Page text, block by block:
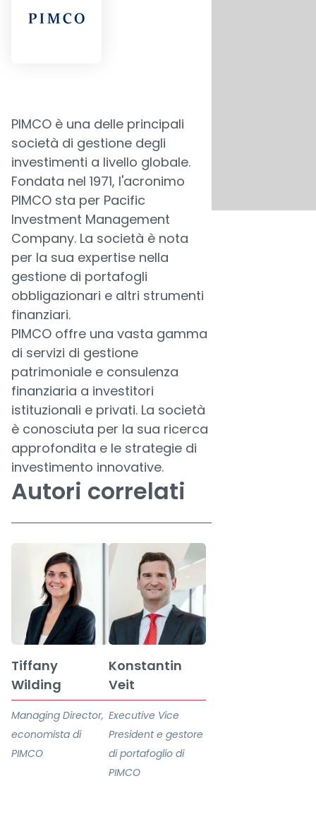
PIMCO è una delle principali
società di gestione degli
investimenti a livello globale.
Fondata nel 1971, l'acronimo
PIMCO sta per Pacific
Investment Management
Company. La società è nota
per la sua expertise nella
gestione di portafogli
obbligazionari e altri strumenti
finanziari.
PIMCO offre una vasta gamma
di servizi di gestione
patrimoniale e consulenza
finanziaria a investitori
istituzionali e privati. La società
è conosciuta per la sua ricerca
approfondita e le strategie di
investimento innovative.
Autori correlati
Tiffany
Wilding
Managing Director,
economista di
PIMCO
Konstantin
Veit
Executive Vice
President e gestore
di portafoglio di
PIMCO